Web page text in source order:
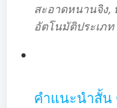
สะอาดหนานจิง,
อัตโนมัติประเภ
คำแนะนำสั้น